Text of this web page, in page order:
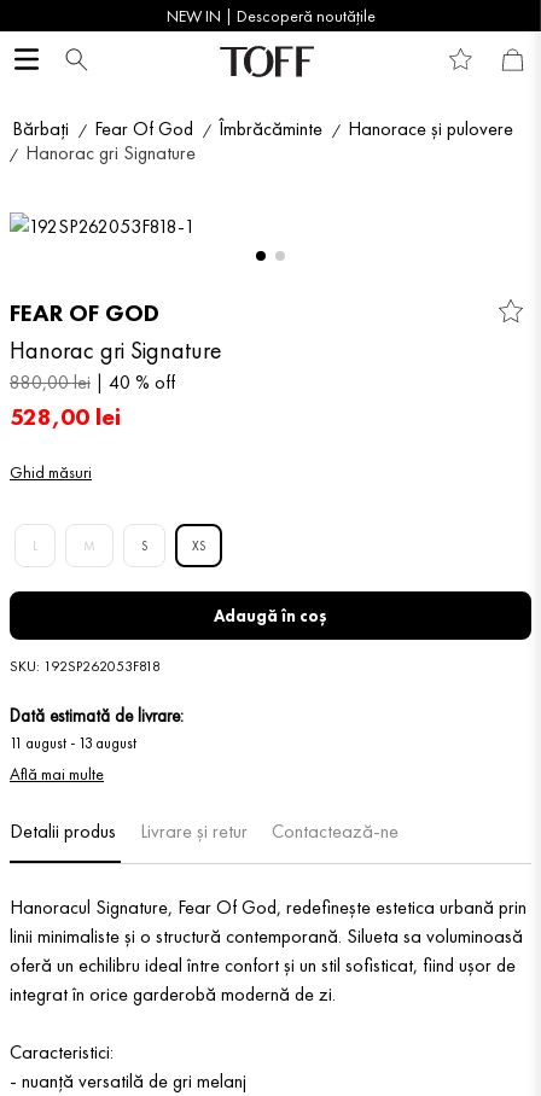
NEW IN | Descoperă noutățile
Bărbați Fear Of God Îmbrăcăminte
Hanorace și pulovere
Hanorac gri Signature
FEAR OF GOD
Hanorac gri Signature
880,00lei 40 % off
528,00 lei
Ghid măsuri
L M S XS
Adaugă în coș
SKU: 192SP262053F818
Dată estimată de livrare:
11 august - 13 august
Află mai multe
Detalii produs Livrare și retur Contactează-ne
Hanoracul Signature, Fear Of God, redefinește estetica urbană prin
linii minimaliste și o structură contemporană. Silueta sa voluminoasă
oferă un echilibru ideal între confort și un stil sofisticat, fiind ușor de
integrat în orice garderobă modernă de zi.
Caracteristici:
- nuanță versatilă de gri melanj